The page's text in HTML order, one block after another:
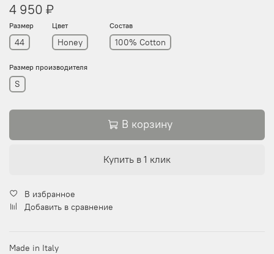
4 950 ₽
Размер
44
Цвет
Honey
Состав
100% Cotton
Размер производителя
S
В корзину
Купить в 1 клик
В избранное
Добавить в сравнение
Made in Italy